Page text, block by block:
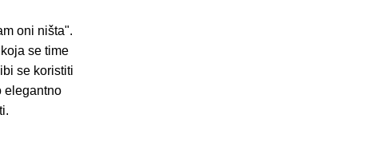
oni ništa".
se time
se koristiti
elegantno